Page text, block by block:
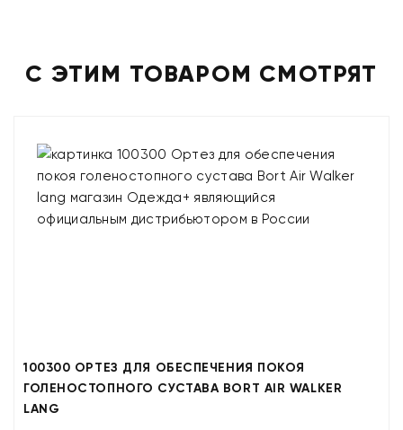
С ЭТИМ ТОВАРОМ СМОТРЯТ
100300 ОРТЕЗ ДЛЯ ОБЕСПЕЧЕНИЯ ПОКОЯ
ГОЛЕНОСТОПНОГО СУСТАВА BORT AIR WALKER
LANG